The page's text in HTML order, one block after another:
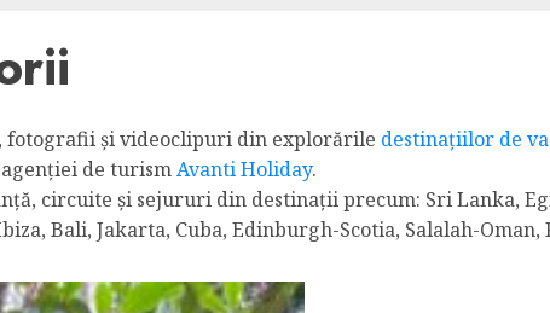
și videoclipuri din explorările destinațiilor de
de turismAvanti Holiday.
circuite și sejururi din destinații precum: Sri Lanka,
Bali, Jakarta, Cuba, Edinburgh-Scotia, Salalah-